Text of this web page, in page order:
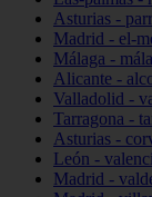
Asturias -
Madrid - el-
Málaga -
Alicante -
Valladolid -
Tarragona -
Asturias -
León -
Madrid -